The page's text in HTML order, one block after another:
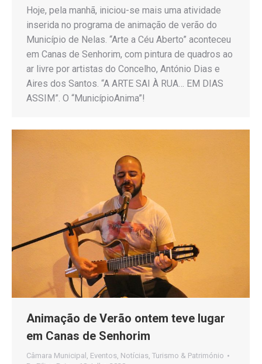
Hoje, pela manhã, iniciou-se mais uma atividade
inserida no programa de animação de verão do
Município de Nelas. “Arte a Céu Aberto” aconteceu
em Canas de Senhorim, com pintura de quadros ao
ar livre por artistas do Concelho, António Dias e
Aires dos Santos. “A ARTE SAI À RUA… EM DIAS
ASSIM”. O “MunicípioAnima”!
Animação de Verão ontem teve lugar
em Canas de Senhorim
Câmara Municipal , Eventos, Notícias, Turismo & Património